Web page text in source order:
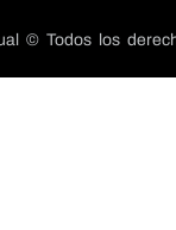
© Todos los